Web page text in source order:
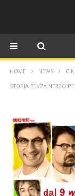
HOME NEWS
STORIA SENZA NERBO